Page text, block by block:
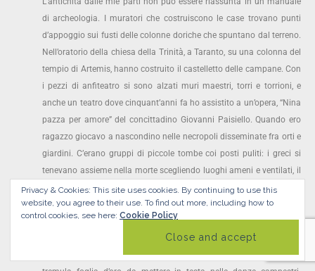
di archeologia. I muratori che costruiscono le case trovano punti
d’appoggio sui fusti delle colonne doriche che spuntano dal terreno.
Nell’oratorio della chiesa della Trinità, a Taranto, su una colonna del
tempio di Artemis, hanno costruito il castelletto delle campane. Con
i pezzi di anfiteatro si sono alzati muri maestri, torri e torrioni, e
anche un teatro dove cinquant’anni fa ho assistito a un’opera, “Nina
pazza per amore” del concittadino Giovanni Paisiello. Quando ero
ragazzo giocavo a nascondino nelle necropoli disseminate fra orti e
giardini. C’erano gruppi di piccole tombe coi posti puliti: i greci si
tenevano assieme nella morte scegliendo luoghi ameni e ventilati, il
più vicino possibile alla costa, al mare. Mi sono sempre meravigliato
della esiguità delle loro tombe, come se i pugliesi dei primi secoli
fossero tutti fanciulli e fanciulle. Le suppellettili rintracciate nelle
minuscole necropoli sono delicate anforette, lacrimatoi, lucerne,
piccoli anelli e piccolissimi orecchini. E corone d’ulivo di una sottile e
Privacy & Cookies: This site uses cookies. By continuing to use this
website, you agree to their use. To find out more, including how to
control cookies, see here: Cookie Policy